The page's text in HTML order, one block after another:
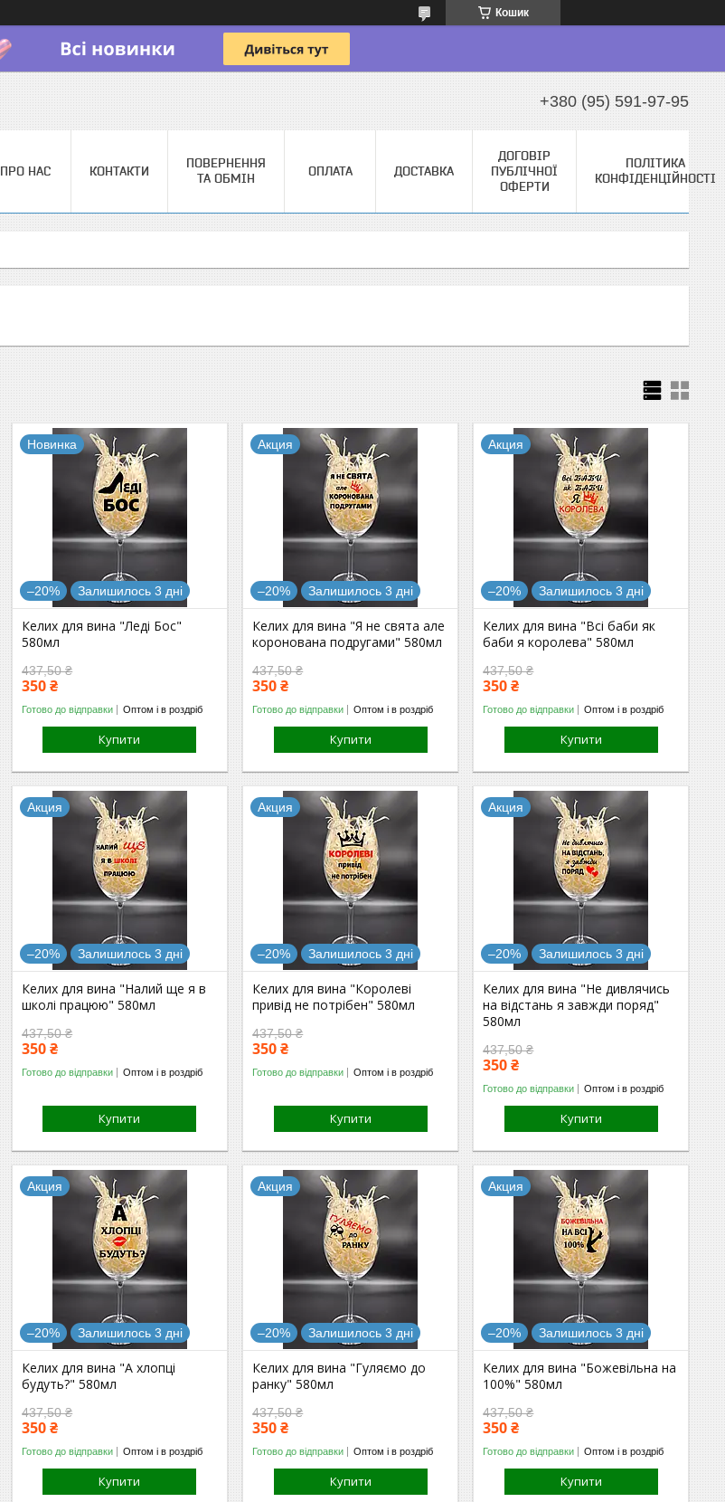
Кошик
+380 (95) 591-97-95
ПРО НАС КОНТАКТИ
ПОВЕРНЕННЯ
ТА ОБМІН
ОПЛАТА ДОСТАВКА
ДОГОВІР
ПУБЛІЧНОЇ
ОФЕРТИ
ПОЛІТИКА
КОНФІДЕНЦІЙНОСТІ
Новинка
–20% Залишилось 3 дні
Келих для вина "Леді Бос"
580мл
437,50 ₴
350 ₴
Готово до відправки Оптом і в роздріб
Купити
Акция
–20% Залишилось 3 дні
Келих для вина "Я не свята але
коронована подругами" 580мл
437,50 ₴
350 ₴
Готово до відправки Оптом і в роздріб
Купити
Акция
–20% Залишилось 3 дні
Келих для вина "Всі баби як
баби я королева" 580мл
437,50 ₴
350 ₴
Готово до відправки Оптом і в роздріб
Купити
Акция
–20% Залишилось 3 дні
Келих для вина "Налий ще я в
школі працюю" 580мл
437,50 ₴
350 ₴
Готово до відправки Оптом і в роздріб
Купити
Акция
–20% Залишилось 3 дні
Келих для вина "Королеві
привід не потрібен" 580мл
437,50 ₴
350 ₴
Готово до відправки Оптом і в роздріб
Купити
Акция
–20% Залишилось 3 дні
Келих для вина "Не дивлячись
на відстань я завжди поряд"
580мл
437,50 ₴
350 ₴
Готово до відправки Оптом і в роздріб
Купити
Акция
–20% Залишилось 3 дні
Келих для вина "А хлопці
будуть?" 580мл
437,50 ₴
350 ₴
Готово до відправки Оптом і в роздріб
Купити
Акция
–20% Залишилось 3 дні
Келих для вина "Гуляємо до
ранку" 580мл
437,50 ₴
350 ₴
Готово до відправки Оптом і в роздріб
Купити
Акция
–20% Залишилось 3 дні
Келих для вина "Божевільна на
100%" 580мл
437,50 ₴
350 ₴
Готово до відправки Оптом і в роздріб
Купити